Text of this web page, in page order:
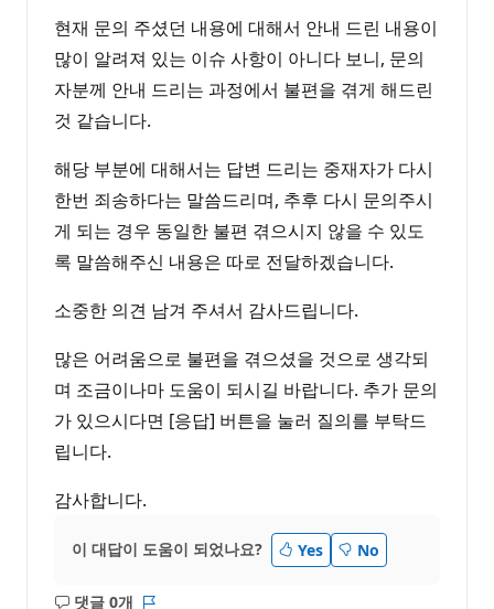
현재 문의 주셨던 내용에 대해서 안내 드린 내용이
많이 알려져 있는 이슈 사항이 아니다 보니, 문의
자분께 안내 드리는 과정에서 불편을 겪게 해드린
것 같습니다.
해당 부분에 대해서는 답변 드리는 중재자가 다시
한번 죄송하다는 말씀드리며, 추후 다시 문의주시
게 되는 경우 동일한 불편 겪으시지 않을 수 있도
록 말씀해주신 내용은 따로 전달하겠습니다.
소중한 의견 남겨 주셔서 감사드립니다.
많은 어려움으로 불편을 겪으셨을 것으로 생각되
며 조금이나마 도움이 되시길 바랍니다. 추가 문의
가 있으시다면 [응답] 버튼을 눌러 질의를 부탁드
립니다.
감사합니다.
이 대답이 도움이 되었나요? Yes No
댓글 0개